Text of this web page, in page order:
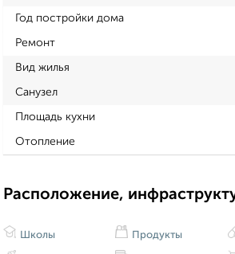
Год постройки дома
Ремонт
Вид жилья
Санузел
Площадь кухни
Отопление
Расположение,
Школы Продукты